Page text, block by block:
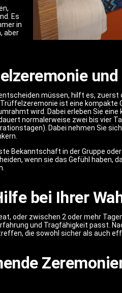
Es
in
aber
müssen, hilft es, zuerst
ist eine
wird. Dabei erleben Sie
normalerweise zwei bis vier
Dabei nehmen Sie
Bekanntschaft in der Gruppe
wenn sie das Gefühl haben,
bei Ihrer
oder zwischen 2 oder mehr
und Tragfähigkeit passt.
die sowohl sicher als auch